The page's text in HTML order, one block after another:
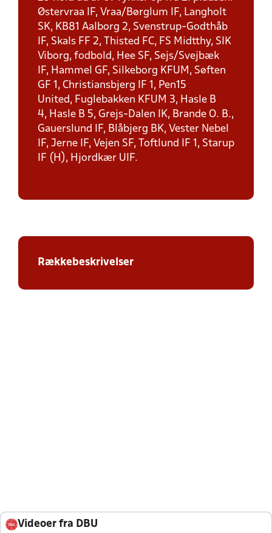
Østervraa IF, Vraa/Børglum IF, Langholt
SK, KB81 Aalborg 2, Svenstrup-Godthåb
IF, Skals FF 2, Thisted FC, FS Midtthy, SIK
Viborg, fodbold, Hee SF, Sejs/Svejbæk
IF, Hammel GF, Silkeborg KFUM, Søften
GF 1, Christiansbjerg IF 1, Pen15
United, Fuglebakken KFUM 3, Hasle B
4, Hasle B 5, Grejs-Dalen IK, Brande O. B.,
Gauerslund IF, Blåbjerg BK, Vester Nebel
IF, Jerne IF, Vejen SF, Toftlund IF 1, Starup
IF (H), Hjordkær UIF.
Rækkebeskrivelser
Videoer fra DBU